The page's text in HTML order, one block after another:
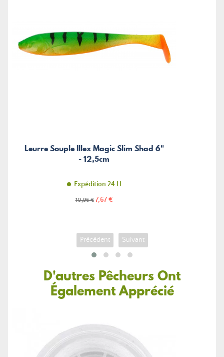
Leurre Souple Illex Magic Slim Shad 6"
- 12,5cm
Expédition 24 H
Prix
10,96 € Prix
7,67 €
Précédent Suivant
D'autres Pêcheurs Ont
Également Apprécié